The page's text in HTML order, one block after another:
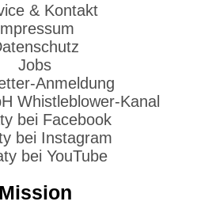
& Kontakt
Jobs
Anmeldung
Whistleblower-Kanal
bei Facebook
bei Instagram
bei YouTube
Mission